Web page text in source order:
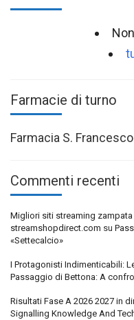
Farmacie di turno
Farmacia S.
Commenti recenti
Migliori siti streaming
streamshopdirect.com su
«Settecalcio»
I Protagonisti Indimenticabili:
Passaggio di Bettona: A
Risultati Fase A 2026 2027 in
Signalling Knowledge And